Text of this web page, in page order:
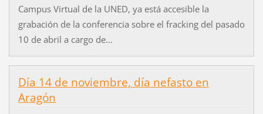
Campus Virtual de la UNED, ya está accesible la
grabación de la conferencia sobre el fracking del pasado
10 de abril a cargo de...
Día 14 de noviembre, día nefasto en
Aragón